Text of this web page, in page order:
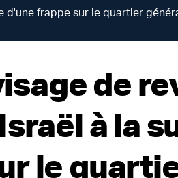
d'une frappe sur le quartier
de
à la
le